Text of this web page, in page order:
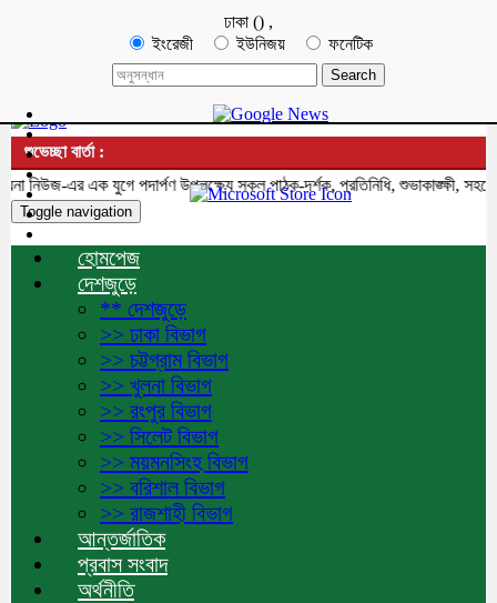
ঢাকা () ,
ইংরেজী
ইউনিজয় ফনেটিক
শুভেচ্ছা বার্তা :
এর এক যুগে পদার্পণ উপলক্ষ্যে সকল পাঠক-দর্শক, প্রতিনিধি, শুভাকাঙ্ক্ষী,
Toggle navigation
হোমপেজ
দেশজুড়ে
** দেশজুড়ে
>> ঢাকা বিভাগ
>> চট্টগ্রাম বিভাগ
>> খুলনা বিভাগ
>> রংপুর বিভাগ
>> সিলেট বিভাগ
>> ময়মনসিংহ বিভাগ
>> বরিশাল বিভাগ
>> রাজশাহী বিভাগ
আন্তর্জাতিক
প্রবাস সংবাদ
অর্থনীতি